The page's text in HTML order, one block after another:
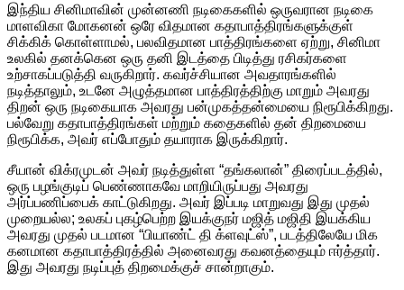
இந்திய சினிமாவின் முன்னணி நடிகைகளில் ஒருவரான நடிகை
மாளவிகா மோகனன் ஒரே விதமான கதாபாத்திரங்களுக்குள்
சிக்கிக் கொள்ளாமல், பலவிதமான பாத்திரங்களை ஏற்று, சினிமா
உலகில் தனக்கென ஒரு தனி இடத்தை பிடித்து ரசிகர்களை
உற்சாகப்படுத்தி வருகிறார். கவர்ச்சியான அவதாரங்களில்
நடித்தாலும், உடனே அழுத்தமான பாத்திரத்திற்கு மாறும் அவரது
திறன் ஒரு நடிகையாக அவரது பன்முகத்தன்மையை நிரூபிக்கிறது.
பல்வேறு கதாபாத்திரங்கள் மற்றும் கதைகளில் தன் திறமையை
நிரூபிக்க, அவர் எப்போதும் தயாராக இருக்கிறார்.
சீயான் விக்ரமுடன் அவர் நடித்துள்ள “தங்கலான்” திரைப்படத்தில்,
ஒரு பழங்குடிப் பெண்ணாகவே மாறியிருப்பது அவரது
அர்ப்பணிப்பைக் காட்டுகிறது. அவர் இப்படி மாறுவது இது முதல்
முறையல்ல; உலகப் புகழ்பெற்ற இயக்குநர் மஜித் மஜிதி இயக்கிய
அவரது முதல் படமான “பியாண்ட் தி க்ளவுட்ஸ்”, படத்திலேயே மிக
கனமான கதாபாத்திரத்தில் அனைவரது கவனத்தையும் ஈர்த்தார்.
இது அவரது நடிப்புத் திறமைக்குச் சான்றாகும்.